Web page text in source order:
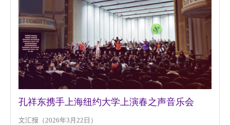
孔祥东携手上海纽约大学上演春之声音乐会
文汇报（2026年3月22日）